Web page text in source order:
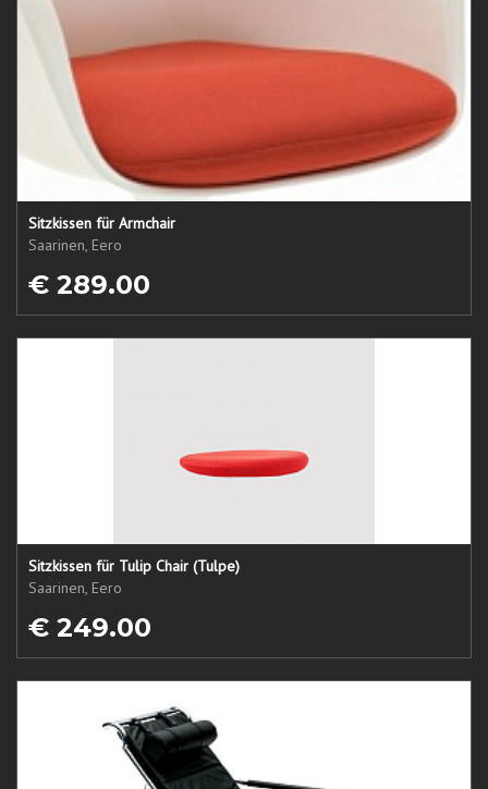
Sitzkissen für Armchair
Saarinen, Eero
€ 289.00
Sitzkissen für Tulip Chair (Tulpe)
Saarinen, Eero
€ 249.00